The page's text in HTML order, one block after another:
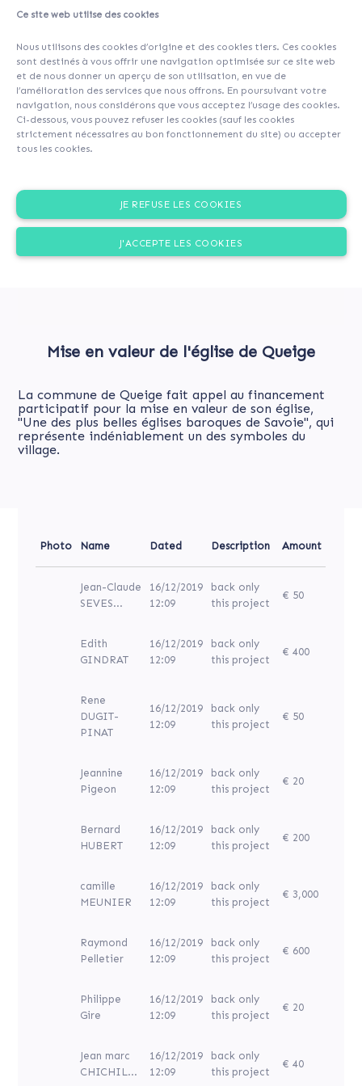
Ce site web utilise des cookies
Nous utilisons des cookies d’origine et des cookies tiers. Ces cookies
sont destinés à vous offrir une navigation optimisée sur ce site web
et de nous donner un aperçu de son utilisation, en vue de
l’amélioration des services que nous offrons. En poursuivant votre
navigation, nous considérons que vous acceptez l’usage des cookies.
Ci-dessous, vous pouvez refuser les cookies (sauf les cookies
strictement nécessaires au bon fonctionnement du site) ou accepter
tous les cookies.
JE REFUSE LES COOKIES
J'ACCEPTE LES COOKIES
Mise en valeur de l'église de Queige
La commune de Queige fait appel au financement
participatif pour la mise en valeur de son église,
"Une des plus belles églises baroques de Savoie", qui
représente indéniablement un des symboles du
village.
Photo Name Dated Description Amount
Jean-Claude
SEVES...
16/12/2019
12:09
back only
this project
€ 50
Edith
GINDRAT
16/12/2019
12:09
back only
this project
€ 400
Rene
DUGIT-
PINAT
16/12/2019
12:09
back only
this project
€ 50
Jeannine
Pigeon
16/12/2019
12:09
back only
this project
€ 20
Bernard
HUBERT
16/12/2019
12:09
back only
this project
€ 200
camille
MEUNIER
16/12/2019
12:09
back only
this project
€ 3,000
Raymond
Pelletier
16/12/2019
12:09
back only
this project
€ 600
Philippe
Gire
16/12/2019
12:09
back only
this project
€ 20
Jean marc
CHICHIL...
16/12/2019
12:09
back only
this project
€ 40